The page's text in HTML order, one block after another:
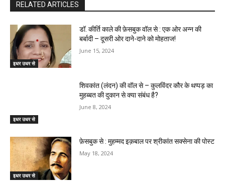
RELATED ARTICLES
इधर उधर से
डॉ. कीर्ति काले की फ़ेसबुक वॉल से : एक ओर अन्न की
बर्बादी – दूसरी ओर दाने-दाने को मोहताज!
June 15, 2024
इधर उधर से
शिवकांत (लंदन) की वॉल से – कुलविंदर कौर के थप्पड़ का
मुहब्बत की दुकान से क्या संबंध है?
June 8, 2024
इधर उधर से
फ़ेसबुक से : मुहम्मद इक़बाल पर श्रीकांत सक्सेना की पोस्ट
May 18, 2024